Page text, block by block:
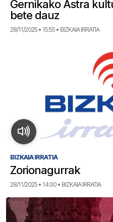
Gernikako Astra
bete dauz
28/11/2025 • 15:55 • BIZKAIA IRRATIA
BIZKAIA IRRATIA
Zorionagurrak
28/11/2025 • 14:00 • BIZKAIA IRRATIA